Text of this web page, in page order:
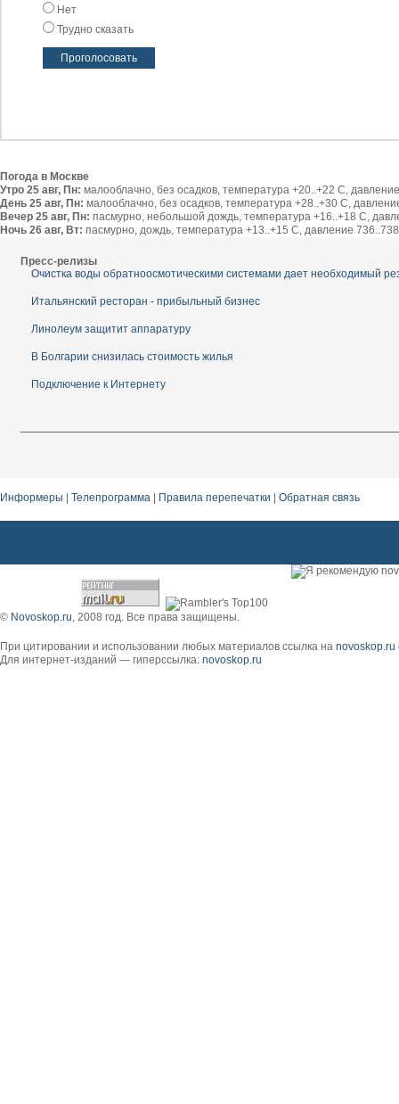
Нет
Трудно сказать
Погода в Москве
Утро 25 авг, Пн: малооблачно, без осадков, температура +20..+22 С,
День 25 авг, Пн: малооблачно, без осадков, температура +28..+30 С,
Вечер 25 авг, Пн: пасмурно, небольшой дождь, температура +16..+18 С,
Ночь 26 авг, Вт: пасмурно, дождь, температура +13..+15 С, давление
Пресс-релизы
Очистка воды обратноосмотическими системами дает необходимый
Итальянский ресторан - прибыльный бизнес
Линолеум защитит аппаратуру
В Болгарии снизилась стоимость жилья
Подключение к Интернету
Информеры | Телепрограмма | Правила перепечатки | Обратная связь
© Novoskop.ru , 2008 год. Все права защищены.
При цитировании и использовании любых материалов ссылка на novoskop.ru
Для интернет-изданий — гиперссылка: novoskop.ru